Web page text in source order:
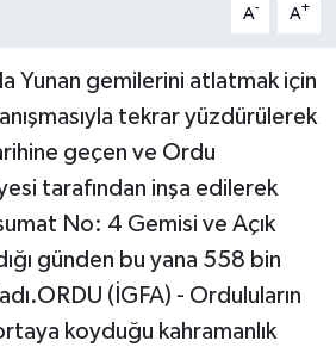
A- A+
Yunan gemilerini atlatmak için
tekrar yüzdürülerek
geçen ve Ordu
tarafından inşa edilerek
No: 4 Gemisi ve Açık
günden bu yana 558 bin
(İGFA) - Orduluların
koyduğu kahramanlık